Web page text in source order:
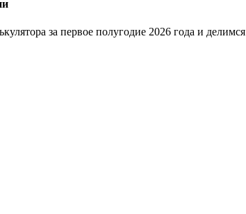
за первое полугодие 2026 года и делимся